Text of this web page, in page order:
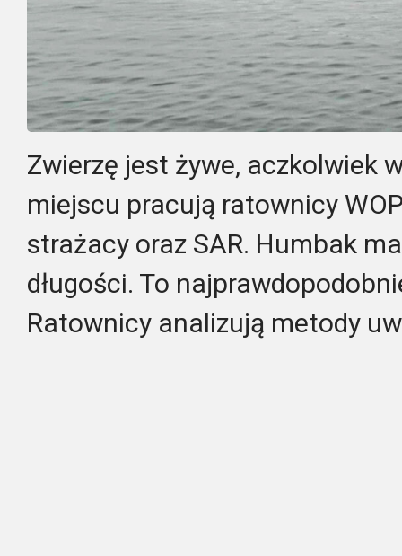
Zwierzę jest żywe, aczkolwiek
miejscu pracują ratownicy
strażacy oraz SAR. Humbak
długości. To
Ratownicy analizują metody